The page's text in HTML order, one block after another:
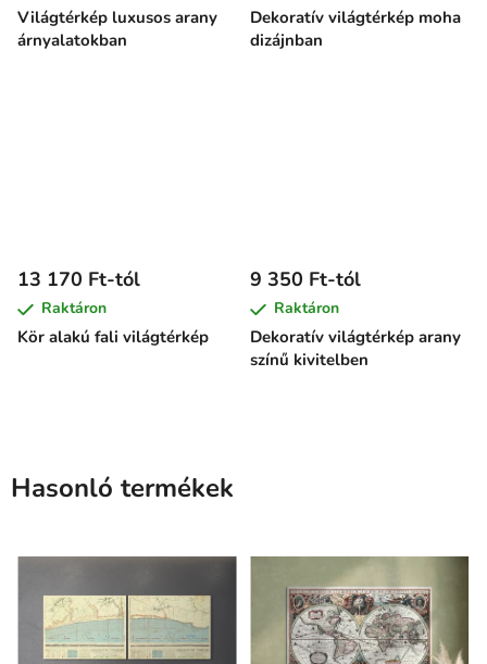
Világtérkép luxusos arany
árnyalatokban
Dekoratív világtérkép moha
dizájnban
Kör alakú fali világtérkép
13 170 Ft-tól
Raktáron
Dekoratív világtérkép arany
színű kivitelben
9 350 Ft-tól
Raktáron
Hasonló termékek